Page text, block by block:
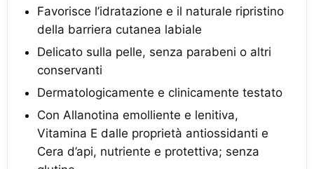
Favorisce l’idratazione e il naturale ripristino
della barriera cutanea labiale
Delicato sulla pelle, senza parabeni o altri
conservanti
Dermatologicamente e clinicamente testato
Con Allanotina emolliente e lenitiva,
Vitamina E dalle proprietà antiossidanti e
Cera d’api, nutriente e protettiva; senza